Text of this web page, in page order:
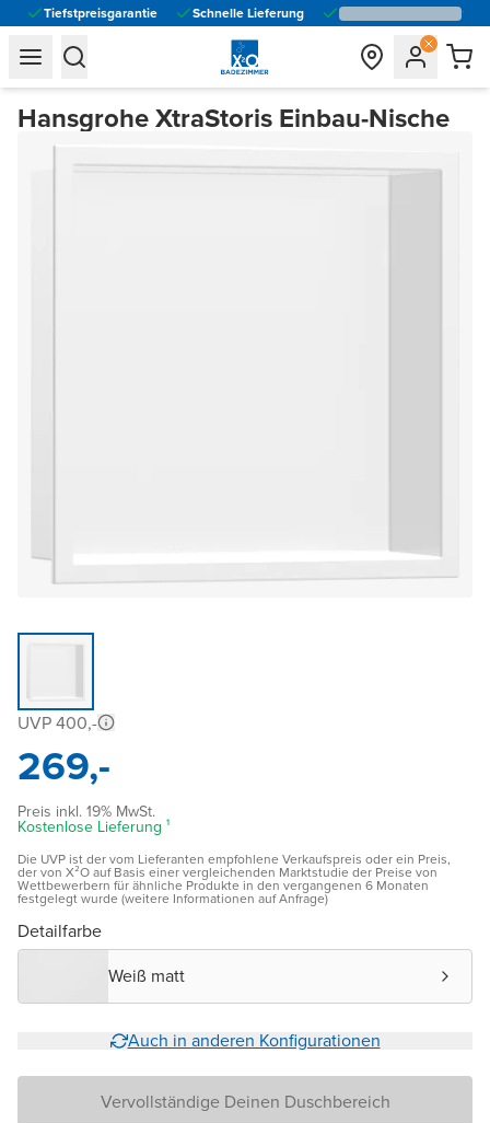
Tiefstpreisgarantie Schnelle Lieferung
general.navigation.toggle_menu.label
general.navigation.toggle_menu.label
Hansgrohe XtraStoris Einbau-Nische
UVP 400,-
269,-
Preis inkl. 19% MwSt.
Kostenlose Lieferung ¹
Die UVP ist der vom Lieferanten empfohlene Verkaufspreis oder ein Preis,
der von X²O auf Basis einer vergleichenden Marktstudie der Preise von
Wettbewerbern für ähnliche Produkte in den vergangenen 6 Monaten
festgelegt wurde (weitere Informationen auf Anfrage)
Detailfarbe
Weiß matt
Auch in anderen Konfigurationen
Vervollständige Deinen Duschbereich